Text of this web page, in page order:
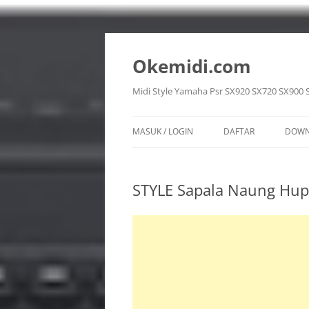
Langsung
Okemidi.com
Midi Style Yamaha Psr SX920 SX720 SX900
MASUK / LOGIN DAFTAR
STYLE Sapala Naung